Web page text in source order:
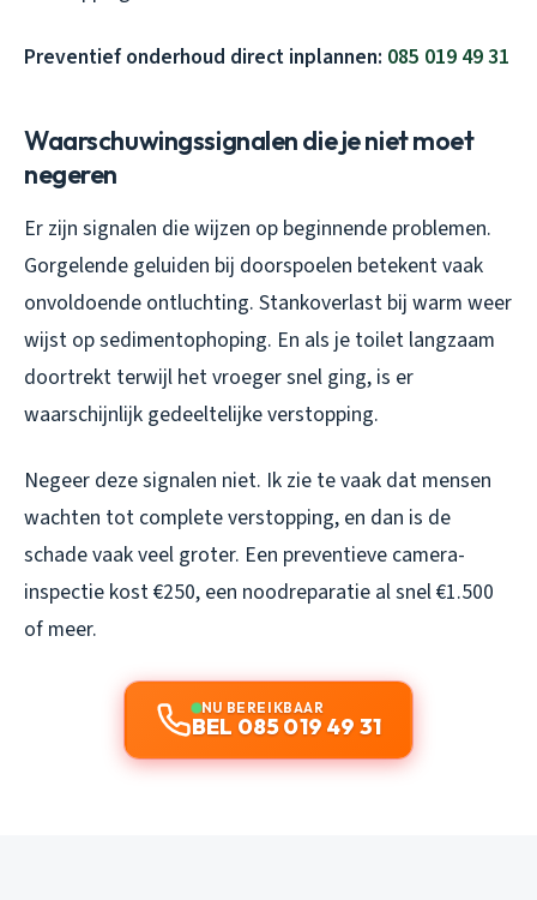
Preventief onderhoud direct inplannen: 085 019 49 31
Waarschuwingssignalen die je niet moet
negeren
Er zijn signalen die wijzen op beginnende problemen.
Gorgelende geluiden bij doorspoelen betekent vaak
onvoldoende ontluchting. Stankoverlast bij warm weer
wijst op sedimentophoping. En als je toilet langzaam
doortrekt terwijl het vroeger snel ging, is er
waarschijnlijk gedeeltelijke verstopping.
Negeer deze signalen niet. Ik zie te vaak dat mensen
wachten tot complete verstopping, en dan is de
schade vaak veel groter. Een preventieve camera-
inspectie kost €250, een noodreparatie al snel €1.500
of meer.
NU BEREIKBAAR
BEL 085 019 49 31